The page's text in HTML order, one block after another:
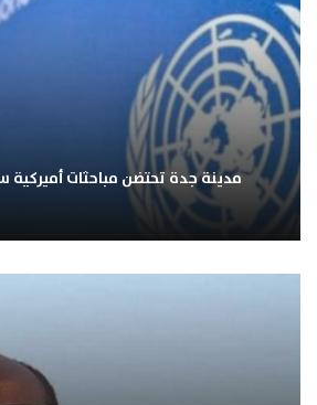
مدينة جدة تحتضن مباحثات أميركية